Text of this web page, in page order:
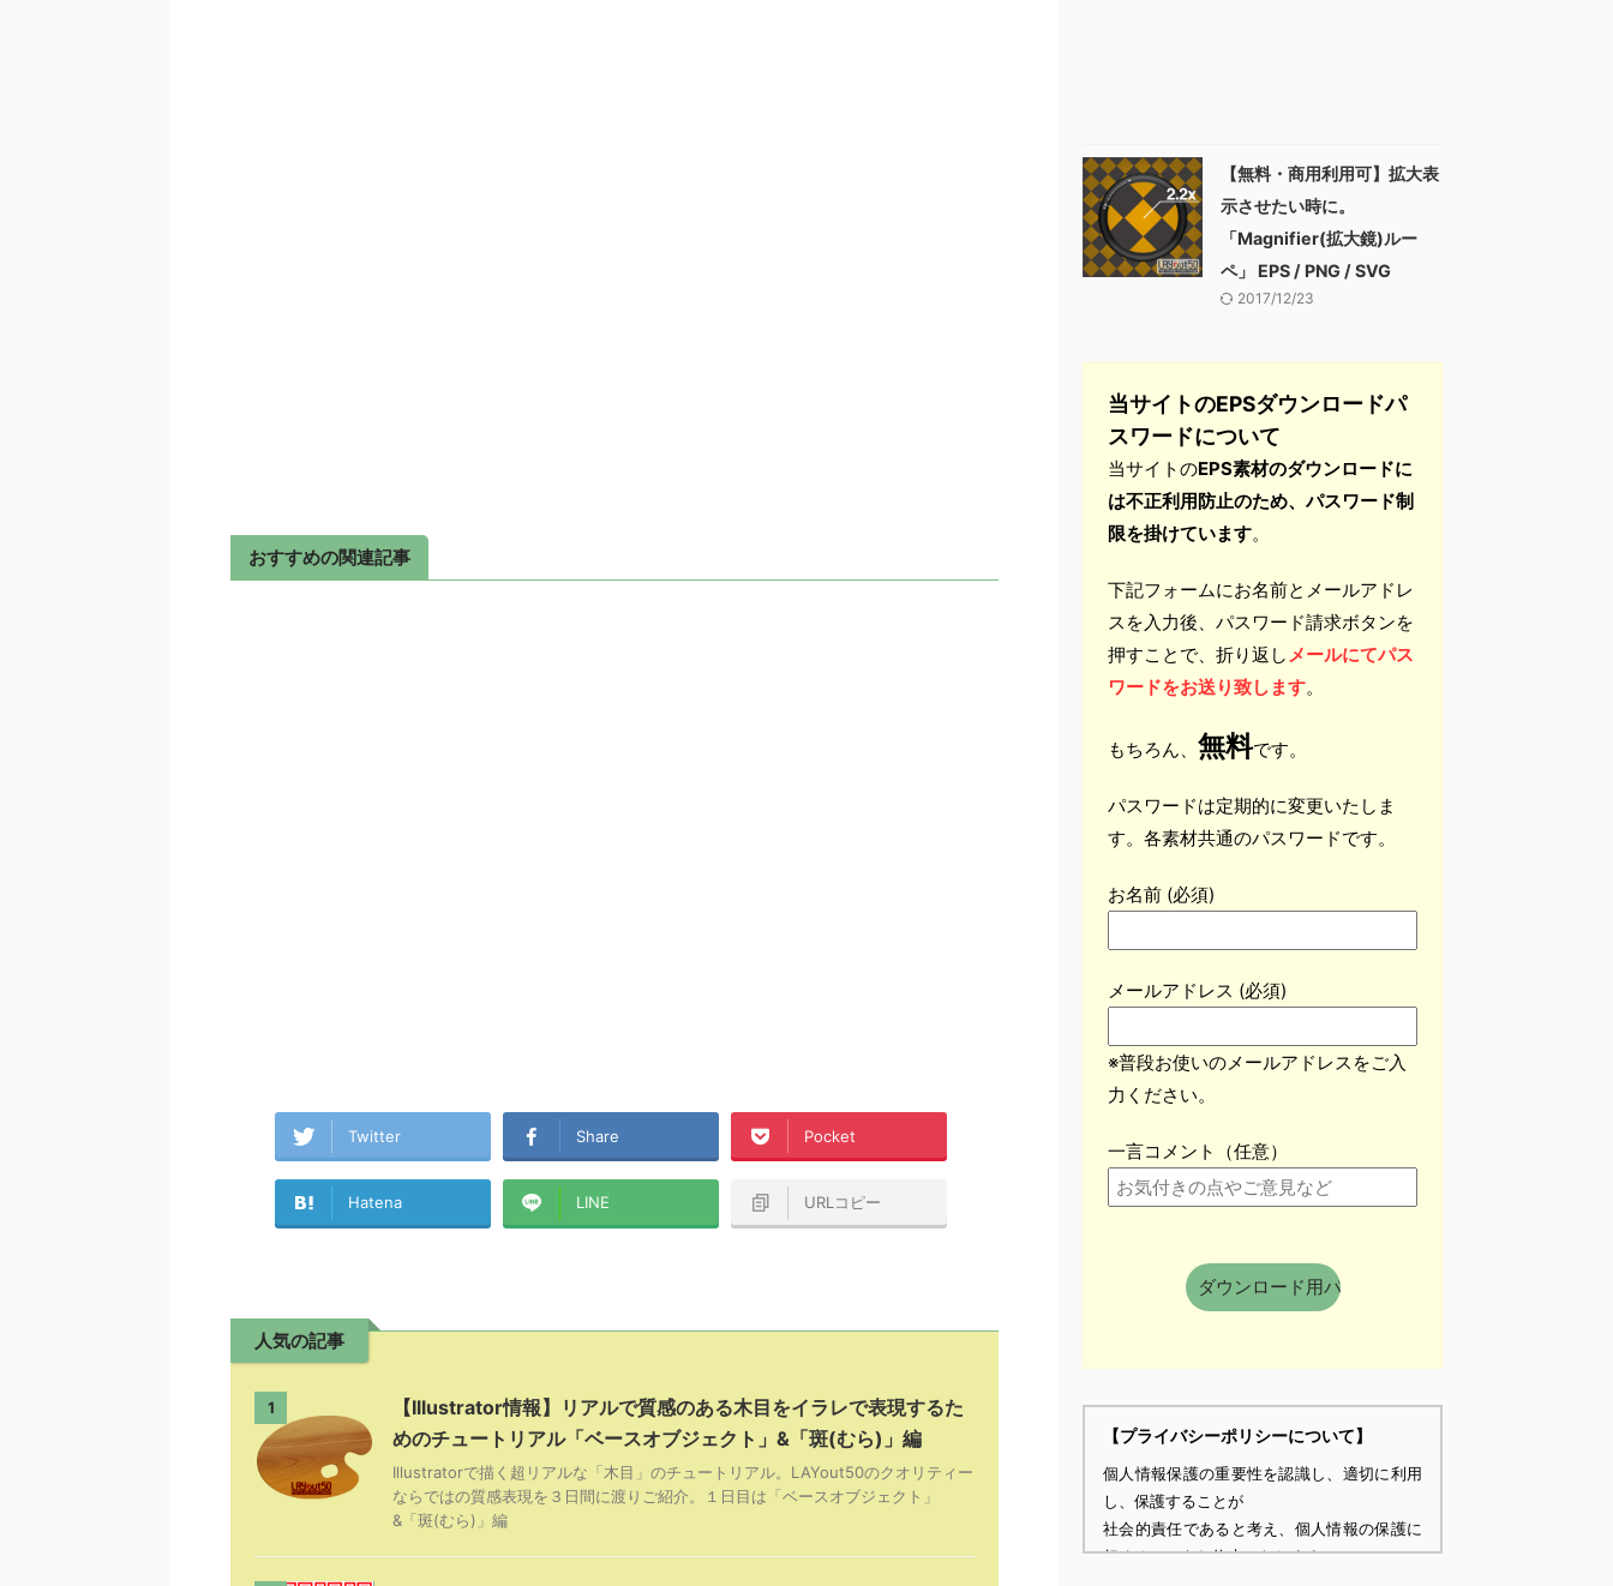
おすすめの関連記事
Twitter Share Pocket
Hatena LINE URLコピー
人気の記事
1
【Illustrator情報】リアルで質感のある木目をイラレで表現するた
めのチュートリアル「ベースオブジェクト」&「斑(むら)」編
Illustratorで描く超リアルな「木目」のチュートリアル。LAYout50のクオリティー
ならではの質感表現を３日間に渡りご紹介。１日目は「ベースオブジェクト」
&「斑(むら)」編
【無料・商用利用可】拡大表
示させたい時に。
「Magnifier(拡大鏡)ルー
ペ」 EPS / PNG / SVG
2017/12/23
当サイトのEPSダウンロードパ
スワードについて
当サイトのEPS素材のダウンロードに
は不正利用防止のため、パスワード制
限を掛けています。
下記フォームにお名前とメールアドレ
スを入力後、パスワード請求ボタンを
押すことで、折り返しメールにてパス
ワードをお送り致します。
もちろん、 無料です。
パスワードは定期的に変更いたしま
す。各素材共通のパスワードです。
お名前 (必須)
メールアドレス (必須)
※普段お使いのメールアドレスをご入
力ください。
一言コメント（任意）
【プライバシーポリシーについて】
個人情報保護の重要性を認識し、適切に利用
し、保護することが
社会的責任であると考え、個人情報の保護に
努めることをお約束いたします。